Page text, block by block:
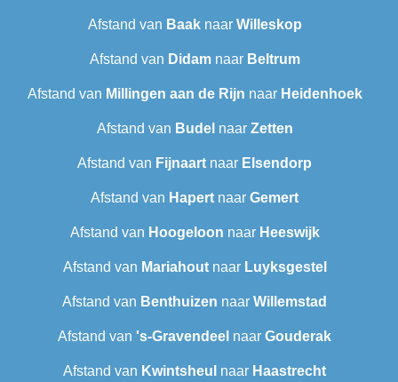
Afstand van Baaknaar Willeskop
Afstand van Didamnaar Beltrum
Afstand van Millingen aan de Rijn naar Heidenhoek
Afstand van Budel naar Zetten
Afstand van Fijnaart naar Elsendorp
Afstand van Hapert naar Gemert
Afstand van Hoogeloon naar Heeswijk
Afstand van Mariahoutnaar Luyksgestel
Afstand van Benthuizen naar Willemstad
Afstand van 's-Gravendeel naar Gouderak
Afstand van Kwintsheul naar Haastrecht